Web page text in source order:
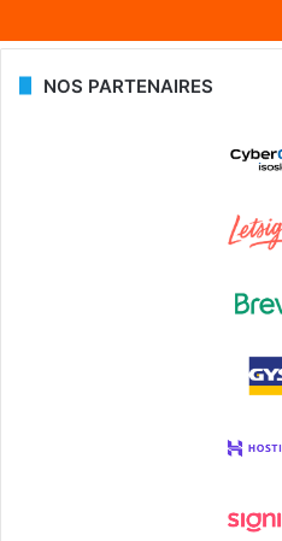
NOS PARTENAIRES